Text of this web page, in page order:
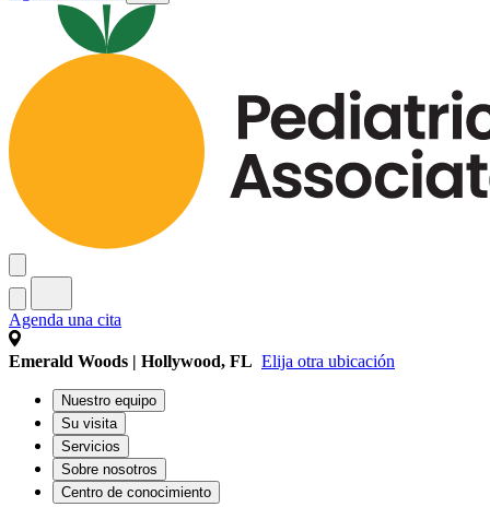
Agenda una cita
Emerald Woods | Hollywood, FL Elija otra ubicación
Nuestro equipo
Su visita
Servicios
Sobre nosotros
Centro de conocimiento